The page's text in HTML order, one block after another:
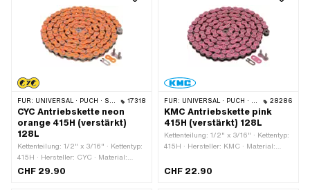
FÜR: UNIVERSAL · PUCH · SACHS · PONY / CILO (BETA 521 & 512) · ZÜNDAPP BELMONDO · TOMOS · BYE BIKE 17318
CYC Antriebskette neon
orange 415H (verstärkt)
128L
Kettenteilung: 1/2" x 3/16" · Kettentyp:
415H · Hersteller: CYC · Material:
Stahl · Farbe: orange · Anzahl
CHF 29.90
FÜR: UNIVERSAL · PUCH · SACHS · PONY / CILO (BETA 521 & 512) · ZÜNDAPP BELMONDO · TOMOS · BYE BIKE 28286
KMC Antriebskette pink
415H (verstärkt) 128L
Kettenteilung: 1/2" x 3/16" · Kettentyp:
415H · Hersteller: KMC · Material:
pink · Abrollumfang: 1626 mm ·
CHF 22.90